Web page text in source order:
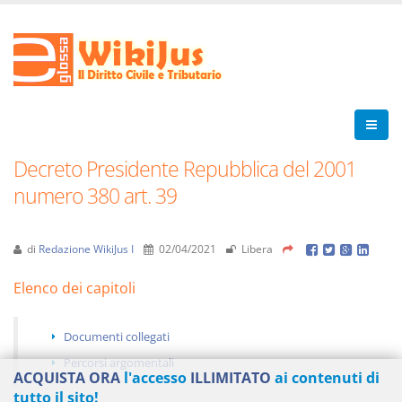
Decreto Presidente Repubblica del 2001
numero 380 art. 39
di Redazione WikiJus I 02/04/2021 Libera
Elenco dei capitoli
Documenti collegati
Percorsi argomentali
ACQUISTA ORA l'accesso ILLIMITATO ai contenuti di
tutto il sito!